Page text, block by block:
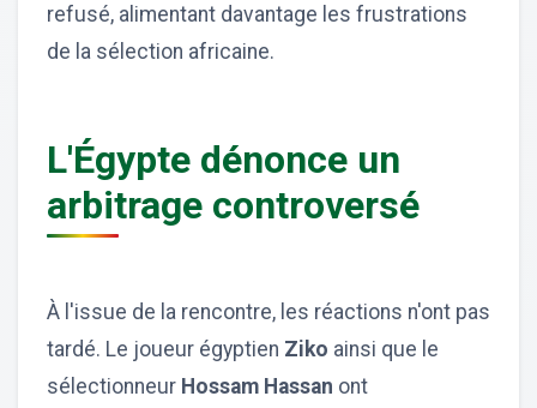
refusé, alimentant davantage les frustrations
de la sélection africaine.
L'Égypte dénonce un
arbitrage controversé
À l'issue de la rencontre, les réactions n'ont pas
tardé. Le joueur égyptien Ziko ainsi que le
sélectionneur Hossam Hassan ont